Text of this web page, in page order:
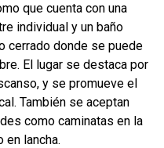
que cuenta con una
individual y un baño
cerrado donde se puede
El lugar se destaca por
y se promueve el
También se aceptan
como caminatas en la
en lancha.